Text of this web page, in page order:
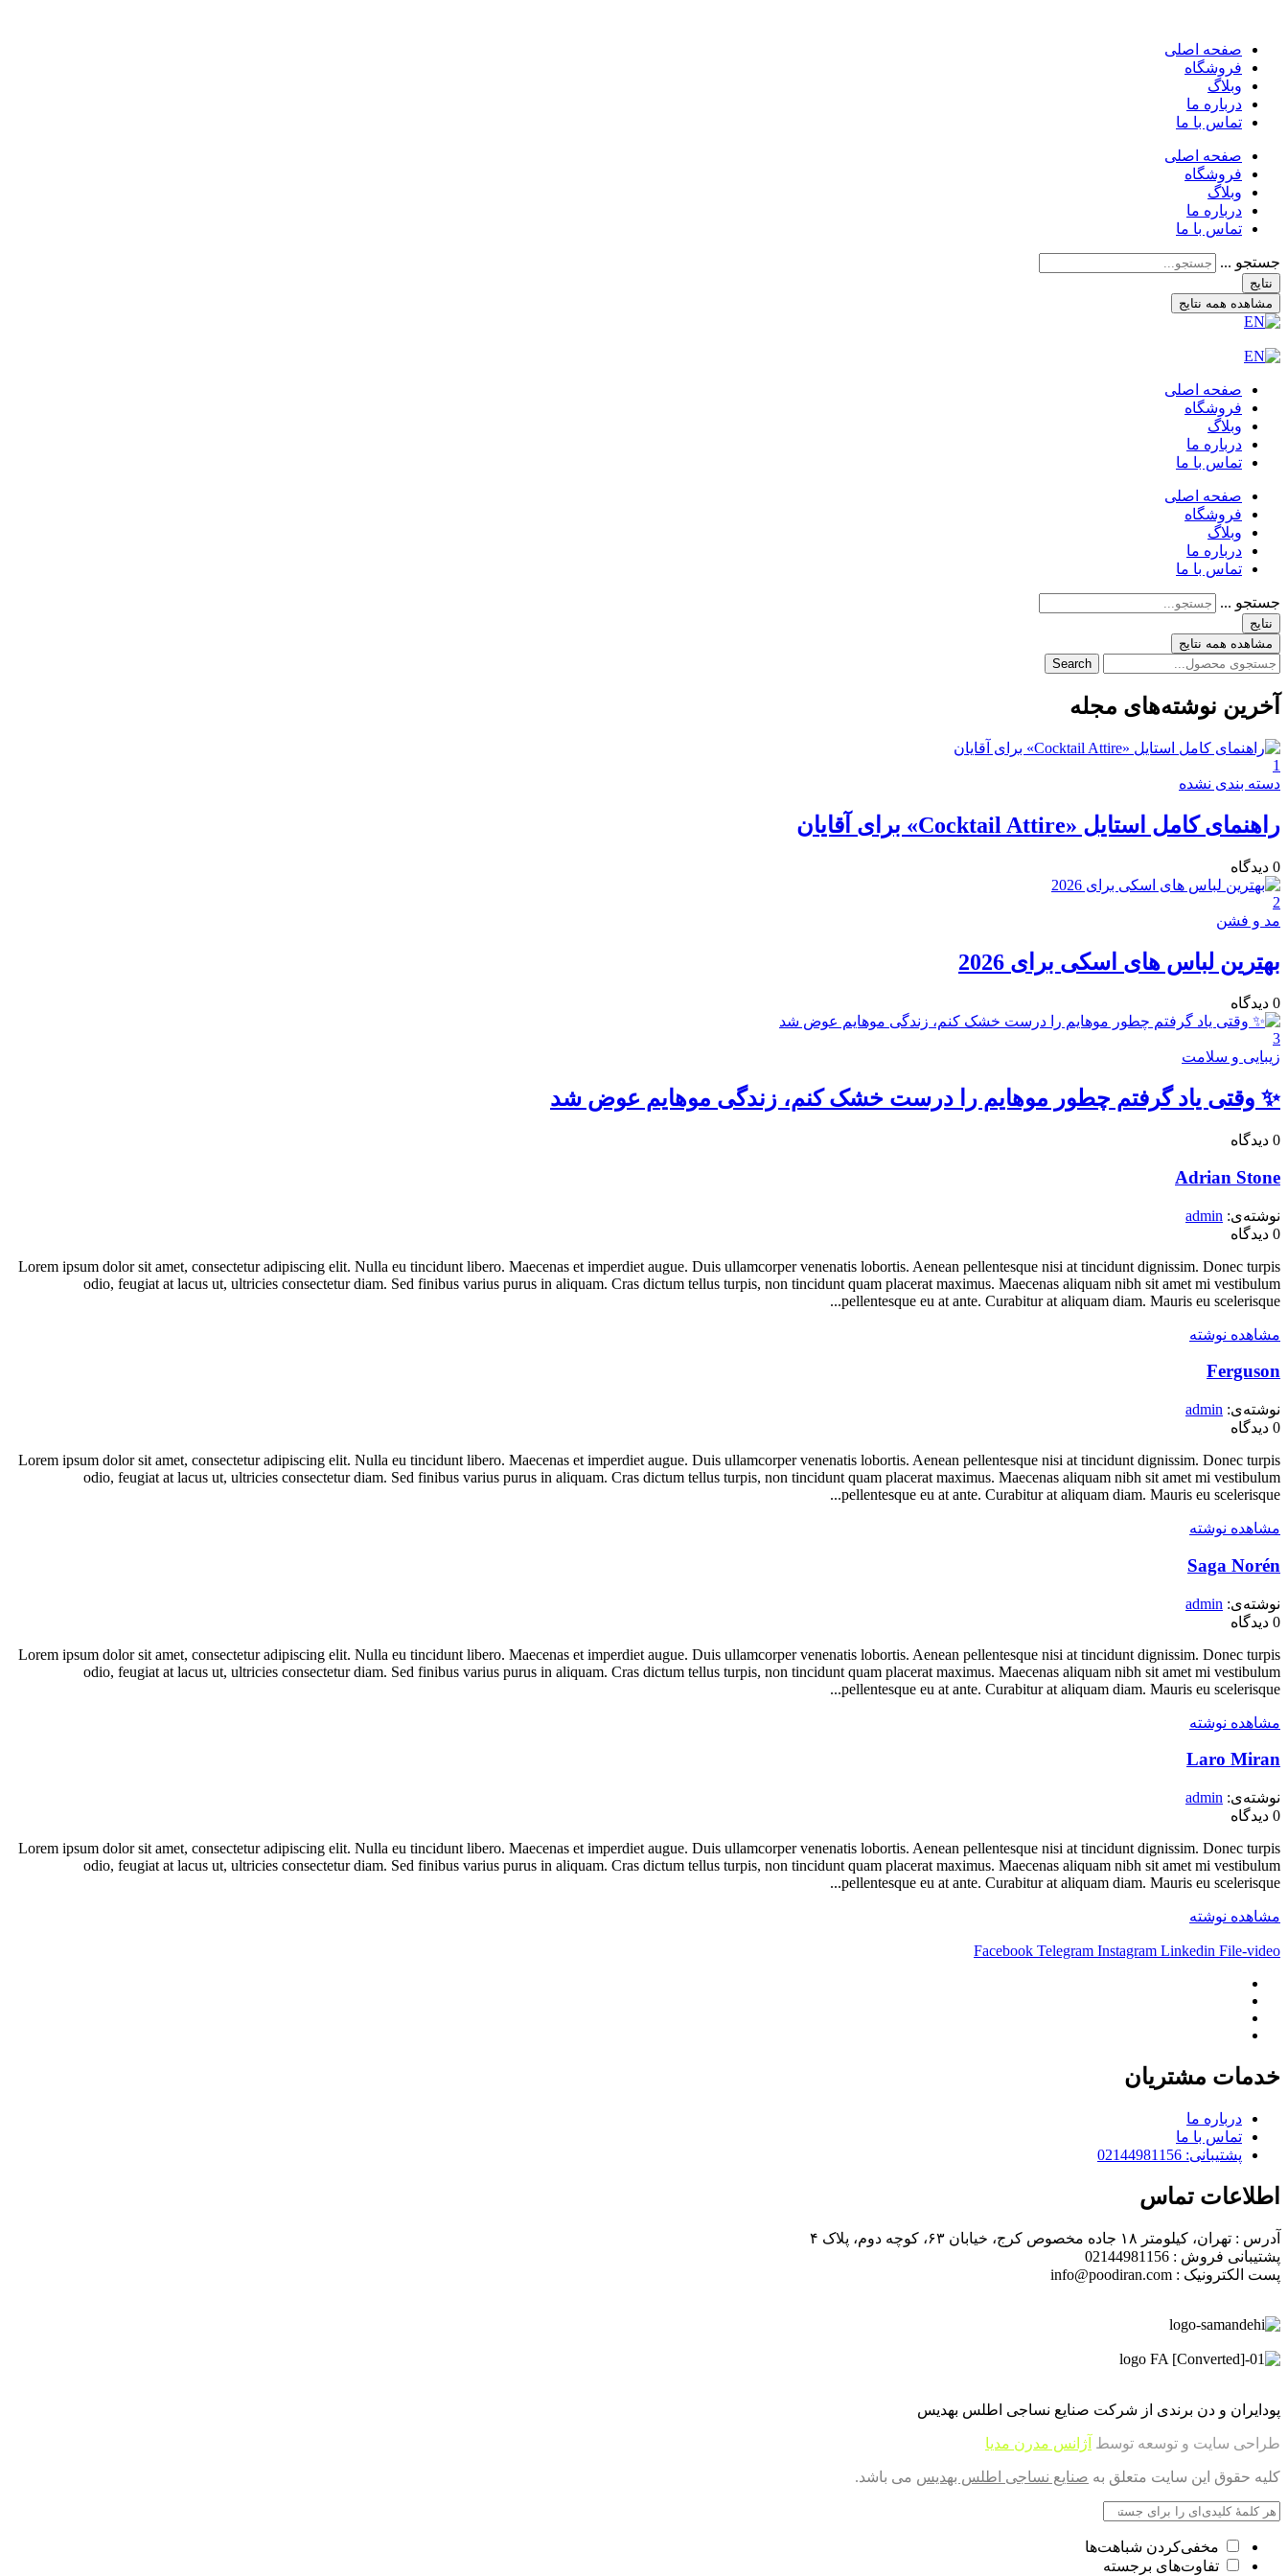
صفحه اصلی
فروشگاه
وبلاگ
درباره ما
تماس با ما
صفحه اصلی
فروشگاه
وبلاگ
درباره ما
تماس با ما
جستجو ...
نتایج
مشاهده همه نتایج
صفحه اصلی
فروشگاه
وبلاگ
درباره ما
تماس با ما
صفحه اصلی
فروشگاه
وبلاگ
درباره ما
تماس با ما
جستجو ...
نتایج
مشاهده همه نتایج
Search
آخرین نوشته‌های مجله
1
دسته بندی نشده
راهنمای کامل استایل «Cocktail Attire» برای آقایان
0 دیدگاه‌
2
مد و فشن
بهترین لباس های اسکی برای 2026
0 دیدگاه‌
3
زیبایی و سلامت
✨ وقتی یاد گرفتم چطور موهایم را درست خشک کنم، زندگی موهایم عوض شد
0 دیدگاه‌
Adrian Stone
نوشته‌ی: admin
0 دیدگاه
Lorem ipsum dolor sit amet, consectetur adipiscing elit. Nulla eu tincidunt libero. Maecenas et imperdiet augue. Duis ullamcorper venenatis lobortis. Aenean pellentesque nisi at tincidunt dignissim. Donec turpis
odio, feugiat at lacus ut, ultricies consectetur diam. Sed finibus varius purus in aliquam. Cras dictum tellus turpis, non tincidunt quam placerat maximus. Maecenas aliquam nibh sit amet mi vestibulum
pellentesque eu at ante. Curabitur at aliquam diam. Mauris eu scelerisque...
مشاهده نوشته
Ferguson
نوشته‌ی: admin
0 دیدگاه
Lorem ipsum dolor sit amet, consectetur adipiscing elit. Nulla eu tincidunt libero. Maecenas et imperdiet augue. Duis ullamcorper venenatis lobortis. Aenean pellentesque nisi at tincidunt dignissim. Donec turpis
odio, feugiat at lacus ut, ultricies consectetur diam. Sed finibus varius purus in aliquam. Cras dictum tellus turpis, non tincidunt quam placerat maximus. Maecenas aliquam nibh sit amet mi vestibulum
pellentesque eu at ante. Curabitur at aliquam diam. Mauris eu scelerisque...
مشاهده نوشته
Saga Norén
نوشته‌ی: admin
0 دیدگاه
Lorem ipsum dolor sit amet, consectetur adipiscing elit. Nulla eu tincidunt libero. Maecenas et imperdiet augue. Duis ullamcorper venenatis lobortis. Aenean pellentesque nisi at tincidunt dignissim. Donec turpis
odio, feugiat at lacus ut, ultricies consectetur diam. Sed finibus varius purus in aliquam. Cras dictum tellus turpis, non tincidunt quam placerat maximus. Maecenas aliquam nibh sit amet mi vestibulum
pellentesque eu at ante. Curabitur at aliquam diam. Mauris eu scelerisque...
مشاهده نوشته
Laro Miran
نوشته‌ی: admin
0 دیدگاه
Lorem ipsum dolor sit amet, consectetur adipiscing elit. Nulla eu tincidunt libero. Maecenas et imperdiet augue. Duis ullamcorper venenatis lobortis. Aenean pellentesque nisi at tincidunt dignissim. Donec turpis
odio, feugiat at lacus ut, ultricies consectetur diam. Sed finibus varius purus in aliquam. Cras dictum tellus turpis, non tincidunt quam placerat maximus. Maecenas aliquam nibh sit amet mi vestibulum
pellentesque eu at ante. Curabitur at aliquam diam. Mauris eu scelerisque...
مشاهده نوشته
Facebook Telegram Instagram Linkedin File-video
خدمات مشتریان
درباره ما
تماس با ما
پشتیبانی: 02144981156
اطلاعات تماس
آدرس : تهران، کیلومتر ۱۸ جاده مخصوص کرج، خیابان ۶۳، کوچه دوم، پلاک ۴
پشتیبانی فروش : 02144981156
پست الکترونیک : info@poodiran.com
پودایران و دن برندی از شرکت صنایع نساجی اطلس بهدیس
طراحی سایت و توسعه توسط آژانس مدرن مدیا
کلیه حقوق این سایت متعلق به صنایع نساجی اطلس بهدیس می باشد.
مخفی‌کردن شباهت‌ها
تفاوت‌های برجسته